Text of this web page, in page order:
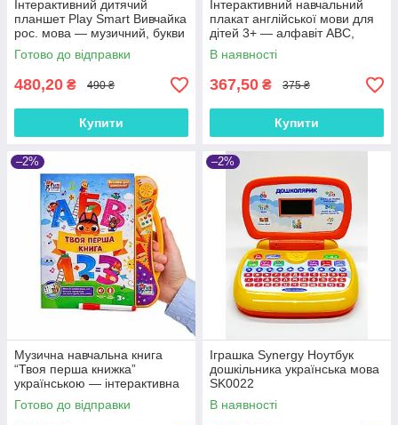
Інтерактивний дитячий
планшет Play Smart Вивчайка
рос. мова — музичний, букви
цифри звуки, 3+, рожевий
Готово до відправки
480,20 ₴ 490 ₴
Купити
Інтерактивний навчальний
плакат англійської мови для
дітей 3+ — алфавіт ABC,
цифри, ігри, пісні, звуки
(UA/EN)
В наявності
367,50 ₴ 375 ₴
Купити
–2%
Музична навчальна книга
“Твоя перша книжка”
українською — інтерактивна
іграшка, арт. 52047
Готово до відправки
–2%
Іграшка Synergy Ноутбук
дошкільника українська мова
SK0022
В наявності